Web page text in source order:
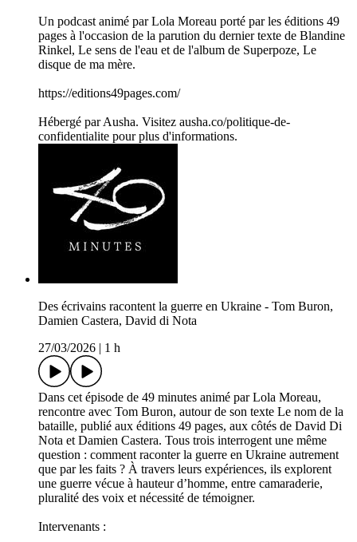
Un podcast animé par Lola Moreau porté par les éditions 49
pages à l'occasion de la parution du dernier texte de Blandine
Rinkel, Le sens de l'eau et de l'album de Superpoze, Le
disque de ma mère.
https://editions49pages.com/
Hébergé par Ausha. Visitez ausha.co/politique-de-
confidentialite pour plus d'informations.
Des écrivains racontent la guerre en Ukraine - Tom Buron,
Damien Castera, David di Nota
27/03/2026 | 1 h
Dans cet épisode de 49 minutes animé par Lola Moreau,
rencontre avec Tom Buron, autour de son texte Le nom de la
bataille, publié aux éditions 49 pages, aux côtés de David Di
Nota et Damien Castera. Tous trois interrogent une même
question : comment raconter la guerre en Ukraine autrement
que par les faits ? À travers leurs expériences, ils explorent
une guerre vécue à hauteur d’homme, entre camaraderie,
pluralité des voix et nécessité de témoigner.
Intervenants :